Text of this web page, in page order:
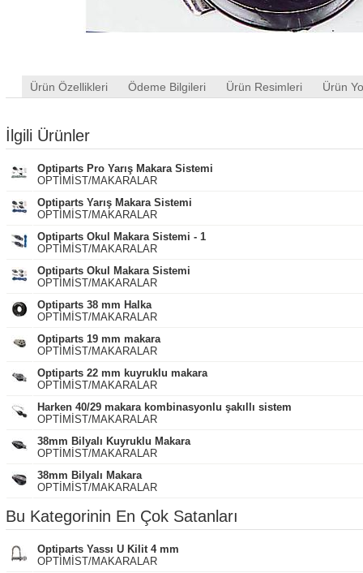
Ürün Özellikleri Ödeme Bilgileri Ürün Resimleri Ürün
İlgili Ürünler
Optiparts Pro Yarış Makara Sistemi
OPTİMİST/MAKARALAR
Optiparts Yarış Makara Sistemi
OPTİMİST/MAKARALAR
Optiparts Okul Makara Sistemi - 1
OPTİMİST/MAKARALAR
Optiparts Okul Makara Sistemi
OPTİMİST/MAKARALAR
Optiparts 38 mm Halka
OPTİMİST/MAKARALAR
Optiparts 19 mm makara
OPTİMİST/MAKARALAR
Optiparts 22 mm kuyruklu makara
OPTİMİST/MAKARALAR
Harken 40/29 makara kombinasyonlu şakıllı sistem
OPTİMİST/MAKARALAR
38mm Bilyalı Kuyruklu Makara
OPTİMİST/MAKARALAR
38mm Bilyalı Makara
OPTİMİST/MAKARALAR
Bu Kategorinin En Çok Satanları
Optiparts Yassı U Kilit 4 mm
OPTİMİST/MAKARALAR